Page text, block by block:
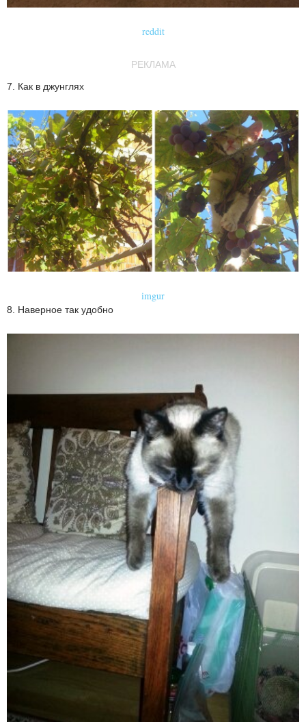
reddit
РЕКЛАМА
7. Как в джунглях
imgur
8. Наверное так удобно